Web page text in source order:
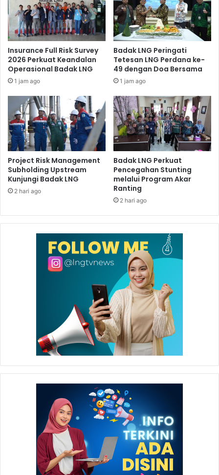
Insurance Full Risk Survey
2026 Perkuat Keandalan
Operasional Badak LNG
1 jam ago
Badak LNG Peringati
Tetesan LNG Perdana ke-
49 dengan Doa Bersama
1 jam ago
Project Risk Management
Subholding Upstream
Kunjungi Badak LNG
2 hari ago
Badak LNG Perkuat
Pencegahan Stunting
melalui Program Akar
Ranting
2 hari ago